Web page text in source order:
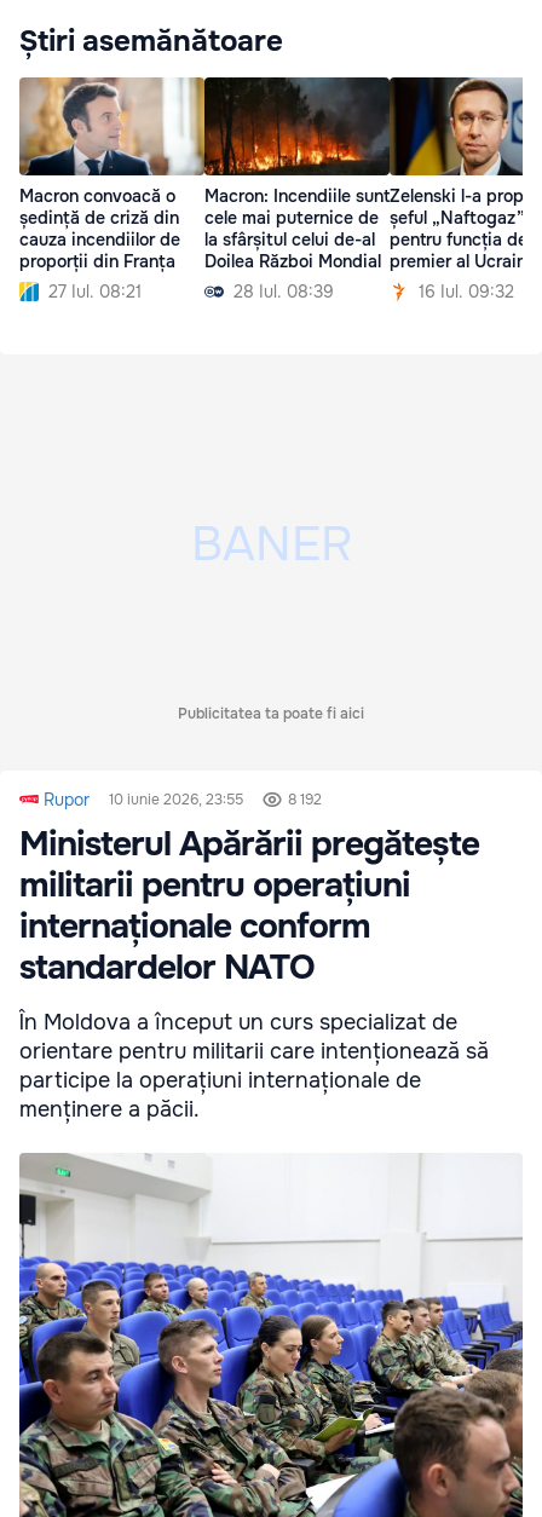
Știri asemănătoare
Macron convoacă o
ședință de criză din
cauza incendiilor de
proporții din Franța
27 Iul. 08:21
Macron: Incendiile sunt
cele mai puternice de
la sfârșitul celui de-al
Doilea Război Mondial
28 Iul. 08:39
Zelenski l-a
șeful „Naftogaz”
pentru funcția de
premier al Ucrainei
16 Iul. 09:32
Publicitatea ta poate fi aici
Rupor 10 iunie 2026, 23:55 8 192
Ministerul Apărării pregătește
militarii pentru operațiuni
internaționale conform
standardelor NATO
În Moldova a început un curs specializat de
orientare pentru militarii care intenționează să
participe la operațiuni internaționale de
menținere a păcii.